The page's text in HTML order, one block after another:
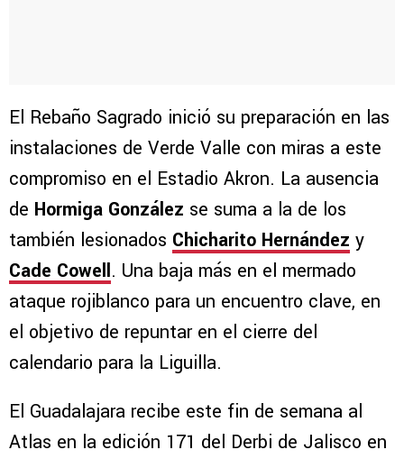
El Rebaño Sagrado inició su preparación en las
instalaciones de Verde Valle con miras a este
compromiso en el Estadio Akron. La ausencia
de Hormiga González se suma a la de los
también lesionados Chicharito Hernández y
Cade Cowell. Una baja más en el mermado
ataque rojiblanco para un encuentro clave, en
el objetivo de repuntar en el cierre del
calendario para la Liguilla.
El Guadalajara recibe este fin de semana al
Atlas en la edición 171 del Derbi de Jalisco en